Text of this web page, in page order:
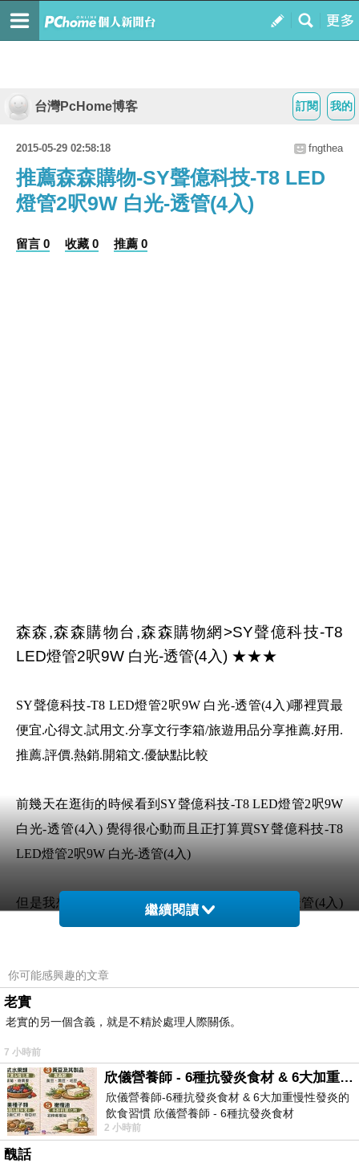
我的
訂閱
台灣PcHome博客
2015-05-29 02:58:18 fngthea
推薦森森購物-SY聲億科技-T8 LED
燈管2呎9W 白光-透管(4入)
留言 0 收藏 0 推薦 0
森森,森森購物台,森森購物網>SY聲億科技-T8
LED燈管2呎9W 白光-透管(4入) ★★★
SY聲億科技-T8 LED燈管2呎9W 白光-透管(4入)哪裡買最
便宜.心得文.試用文.分享文行李箱/旅遊用品分享推薦.好用.
推薦.評價.熱銷.開箱文.優缺點比較
前幾天在逛街的時候看到SY聲億科技-T8 LED燈管2呎9W
白光-透管(4入) 覺得很心動而且正打算買SY聲億科技-T8
LED燈管2呎9W 白光-透管(4入)
但是我想SY聲億科技-T8 LED燈管2呎9W 白光-透管(4入)
在網路上買應該會比較便宜，SY聲億科技-T8 LED燈管2呎
用等店家開門也不用看店員臉色
想要購買SY聲億科技-T8 LED燈管2呎9W 白光-
透管(4入)已經想很多天了!也求助谷哥大神 發現
SY聲億科技-T8 LED燈管2呎9W 白光-透管(4入)
的評價真的不錯想想哪裡買最便宜.心得文.試用
文.分享文行李箱/旅遊用品分享推薦.好用.推薦.評
價.熱銷.開箱文.優缺點比較
繼續閱讀
你可能感興趣的文章
老實
老實的另一個含義，就是不精於處理人際關係。
7 小時前
欣儀營養師 - 6種抗發炎食材 & 6大加重慢性發炎的飲食習慣
欣儀營養師-6種抗發炎食材 & 6大加重慢性發炎的
飲食習慣 欣儀營養師 - 6種抗發炎食材
https://www.facebook.com/photo/?fbid=147
2 小時前
醜話